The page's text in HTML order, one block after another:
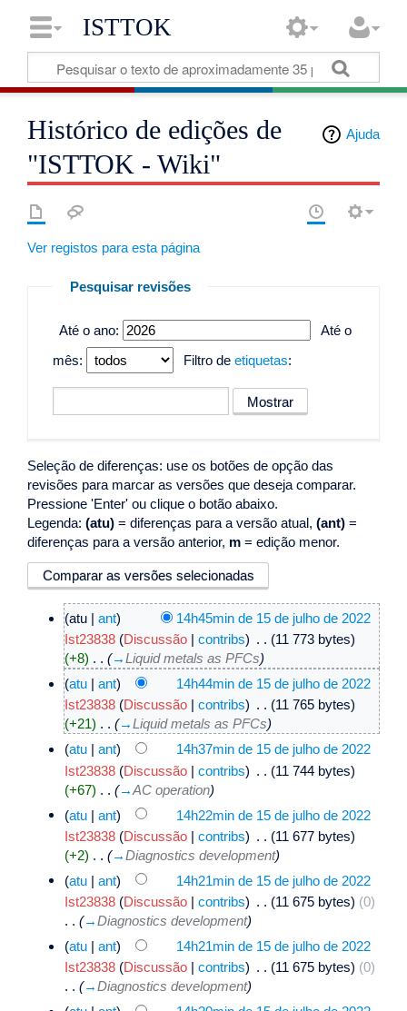
ISTTOK
Ajuda
Histórico de edições de
"ISTTOK - Wiki"
Ver registos para esta página
Pesquisar revisões
Até o ano:
Até o
mês:
Filtro de etiquetas:
Seleção de diferenças: use os botões de opção das
revisões para marcar as versões que deseja comparar.
Pressione 'Enter' ou clique o botão abaixo.
Legenda:(atu) = diferenças para a versão atual,(ant) =
diferenças para a versão anterior, m = edição menor.
(atu |ant)
14h45min de 15 de julho de 2022
Ist23838 (Discussão |contribs) . . (11 773 bytes)
(+8) . . (→Liquid metals as PFCs)
(atu |ant)
14h44min de 15 de julho de 2022
Ist23838 (Discussão |contribs) . . (11 765 bytes)
(+21) . . (→Liquid metals as PFCs)
(atu |ant)
14h37min de 15 de julho de 2022
Ist23838 (Discussão |contribs) . . (11 744 bytes)
(+67) . . (→AC operation)
(atu |ant)
14h22min de 15 de julho de 2022
Ist23838 (Discussão |contribs) . . (11 677 bytes)
(+2) . . (→Diagnostics development)
(atu |ant)
14h21min de 15 de julho de 2022
Ist23838 (Discussão |contribs) . . (11 675 bytes) (0)
. . (→Diagnostics development)
(atu |ant)
14h21min de 15 de julho de 2022
Ist23838 (Discussão |contribs) . . (11 675 bytes) (0)
. . (→Diagnostics development)